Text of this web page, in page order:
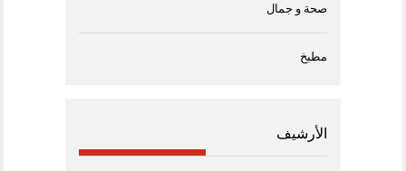
صحة و جمال
مطبخ
الأرشيف